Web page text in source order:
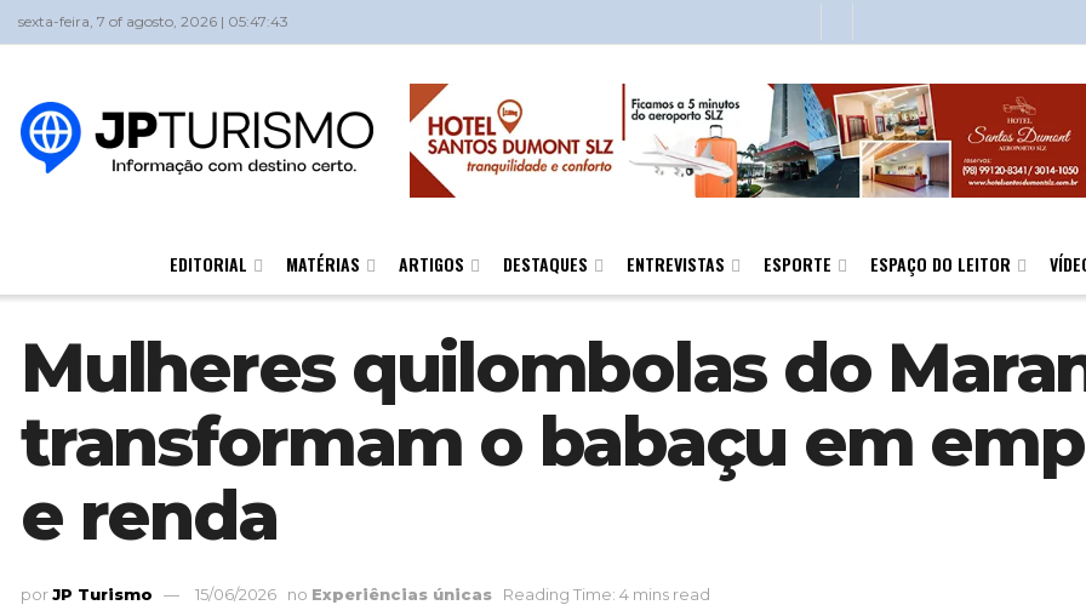
sexta-feira, 7 of agosto, 2026 | 05:47:43
EDITORIAL MATÉRIAS ARTIGOS DESTAQUES ENTREVISTAS ESPORTE ESPAÇO DO LEITOR
Mulheres quilombolas do
transformam o babaçu em
e renda
porJP Turismo 15/06/2026 no Experiências únicas Reading Time: 4 mins read